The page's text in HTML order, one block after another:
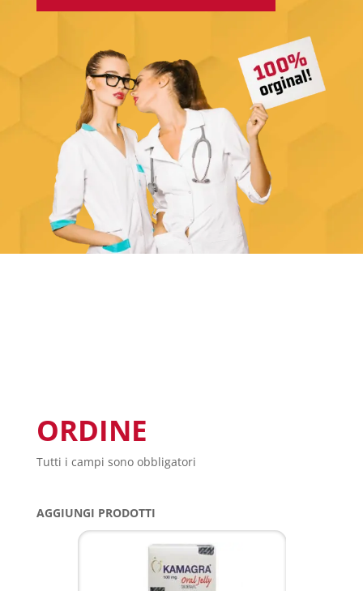
ORDINE
Tutti i campi sono obbligatori
AGGIUNGI PRODOTTI